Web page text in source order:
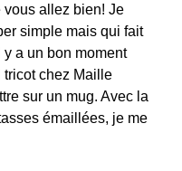
vous allez bien! Je
simple mais qui fait
y a un bon moment
tricot chez Maille
sur un mug. Avec la
émaillées, je me